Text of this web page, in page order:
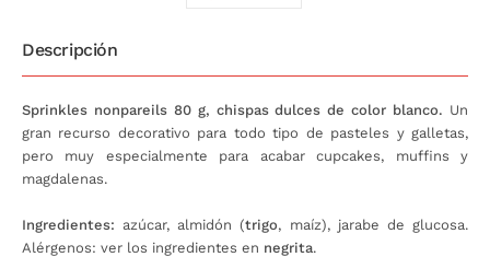
Descripción
Sprinkles nonpareils 80 g, chispas dulces de color blanco. Un
gran recurso decorativo para todo tipo de pasteles y galletas,
pero muy especialmente para acabar cupcakes, muffins y
magdalenas.
Ingredientes: azúcar, almidón (trigo, maíz), jarabe de glucosa.
Alérgenos: ver los ingredientes en negrita.